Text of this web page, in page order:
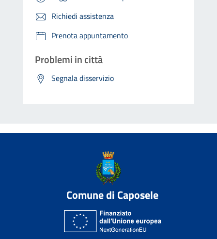
Richiedi assistenza
Prenota appuntamento
Problemi in città
Segnala disservizio
Comune di Caposele